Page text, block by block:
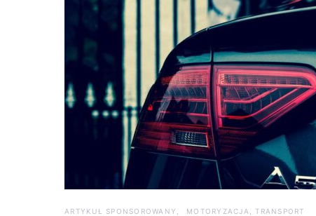
ARTYKUŁ SPONSOROWANY MOTORYZACJA, TRANSPORT